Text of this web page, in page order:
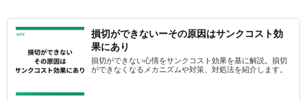
損切ができないーその原因はサンクコスト効
果にあり
損切ができない心情をサンクコスト効果を基に解説。損切
ができなくなるメカニズムや対策、対処法を紹介します。